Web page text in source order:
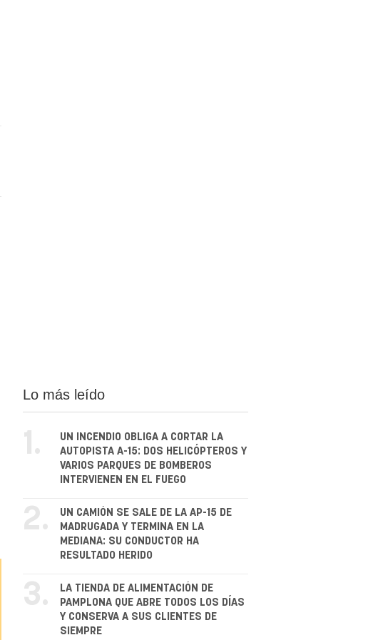
Lo más leído
1.
UN INCENDIO OBLIGA A CORTAR LA
AUTOPISTA A-15: DOS HELICÓPTEROS Y
VARIOS PARQUES DE BOMBEROS
INTERVIENEN EN EL FUEGO
2.
UN CAMIÓN SE SALE DE LA AP-15 DE
MADRUGADA Y TERMINA EN LA
MEDIANA: SU CONDUCTOR HA
RESULTADO HERIDO
3.
LA TIENDA DE ALIMENTACIÓN DE
PAMPLONA QUE ABRE TODOS LOS DÍAS
Y CONSERVA A SUS CLIENTES DE
SIEMPRE